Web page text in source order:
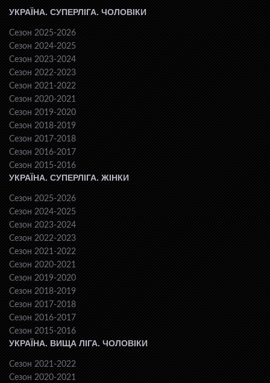
УКРАЇНА. СУПЕРЛІГА. ЧОЛОВІКИ
Сезон 2025-2026
Сезон 2024-2025
Сезон 2023-2024
Сезон 2022-2023
Сезон 2021-2022
Сезон 2020-2021
Сезон 2019-2020
Сезон 2018-2019
Сезон 2017-2018
Сезон 2016-2017
Сезон 2015-2016
УКРАЇНА. СУПЕРЛІГА. ЖІНКИ
Сезон 2025-2026
Сезон 2024-2025
Сезон 2023-2024
Сезон 2022-2023
Сезон 2021-2022
Сезон 2020-2021
Сезон 2019-2020
Сезон 2018-2019
Сезон 2017-2018
Сезон 2016-2017
Сезон 2015-2016
УКРАЇНА. ВИЩА ЛІГА. ЧОЛОВІКИ
Сезон 2021-2022
Сезон 2020-2021